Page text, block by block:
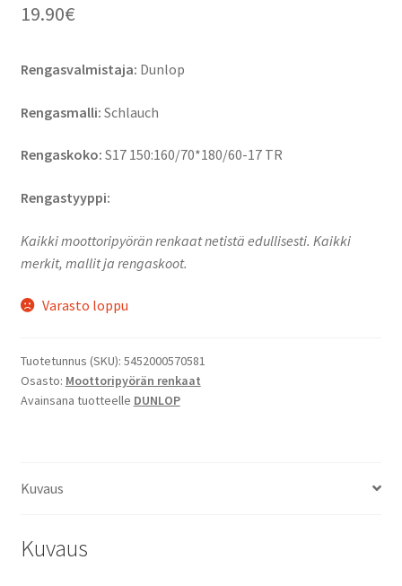
19.90€
Rengasvalmistaja: Dunlop
Rengasmalli: Schlauch
Rengaskoko: S17 150:160/70*180/60-17 TR
Rengastyyppi:
Kaikki moottoripyörän renkaat netistä edullisesti. Kaikki
merkit, mallit ja rengaskoot.
Varasto loppu
Tuotetunnus (SKU): 5452000570581
Osasto: Moottoripyörän renkaat
Avainsana tuotteelle DUNLOP
Kuvaus
Kuvaus